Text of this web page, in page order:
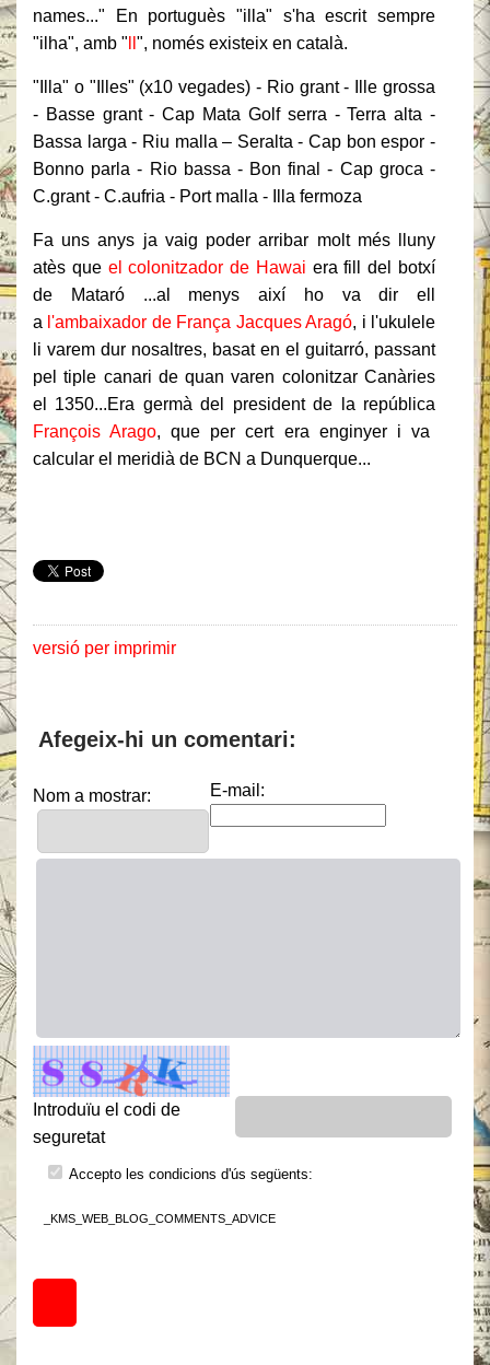
names..." En portuguès "illa" s'ha escrit sempre
"ilha", amb " ", només existeix en català.
"Illa" o "Illes" (x10 vegades) - Rio grant - Ille grossa
- Basse grant - Cap Mata Golf serra - Terra alta -
Bassa larga - Riu malla – Seralta - Cap bon espor -
Bonno parla - Rio bassa - Bon final - Cap groca -
C.grant - C.aufria - Port malla - Illa fermoza
Fa uns anys ja vaig poder arribar molt més lluny
atès que el colonitzador de Hawai era fill del botxí
de Mataró ...al menys així ho va dir ell
a l'ambaixador de França Jacques Aragó, i l'ukulele
li varem dur nosaltres, basat en el guitarró, passant
pel tiple canari de quan varen colonitzar Canàries
el 1350...Era germà del president de la república
François Arago, que per cert era enginyer i va
calcular el meridià de BCN a Dunquerque...
versió per imprimir
Afegeix-hi un comentari:
Nom a mostrar: E-mail:
Introduïu el codi de
seguretat
Accepto les condicions d'ús següents:
_KMS_WEB_BLOG_COMMENTS_ADVICE